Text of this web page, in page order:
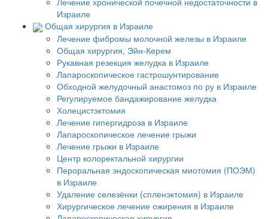
Израиле
Общая хирургия в Израиле
Лечение фибромы молочной железы в Израиле
Общая хирургия, Эйн-Керем
Рукавная резекция желудка в Израиле
Лапароскопическое гастрошунтирование
Обходной желудочный анастомоз по ру в Израиле
Регулируемое бандажирование желудка
Холецистэктомия
Лечение гипергидроза в Израиле
Лапароскопическое лечение грыжи
Лечение грыжи в Израиле
Центр колоректальной хирургии
Пероральная эндоскопическая миотомия (ПОЭМ)
в Израиле
Удаление селезёнки (спленэктомия) в Израиле
Хирургическое лечение ожирения в Израиле